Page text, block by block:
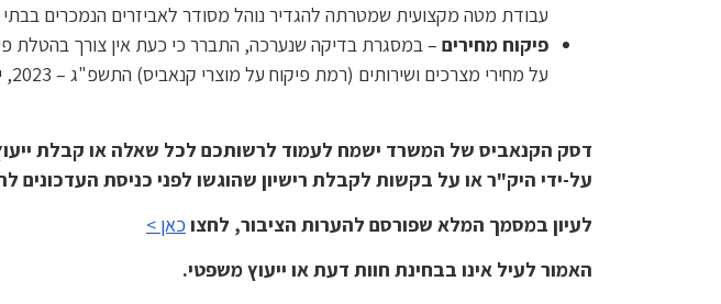
עבודת מטה מקצועית שמטרתה להגדיר נוהל מסודר לאביזרים הנמכרים בבתי
פיקוח מחירים – במסגרת בדיקה שנערכה, התברר כי כעת אין צורך בהטלת
על מחירי מצרכים ושירותים (רמת פיקוח על מוצרי קנאביס) התשפ"ג – 2023, ידרשו עוסקים בתחום בשיקוף המידע הכלול בצו.
דסק הקנאביס של המשרד ישמח לעמוד לרשותכם לכל שאלה או קבלת ייעוץ
על-ידי היק"ר או על בקשות לקבלת רישיון שהוגשו לפני כניסת העדכונים
לעיון במסמך המלא שפורסם להערות הציבור, לחצו כאן >
האמור לעיל אינו בבחינת חוות דעת או ייעוץ משפטי.